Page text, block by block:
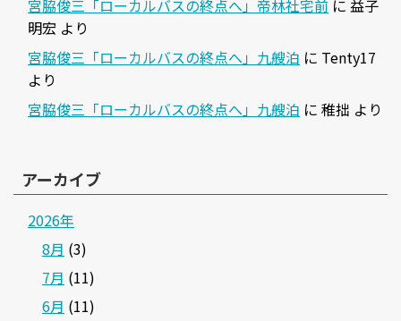
宮脇俊三「ローカルバスの終点へ」帝林社宅前 に 益子
明宏 より
宮脇俊三「ローカルバスの終点へ」九艘泊 に Tenty17
より
宮脇俊三「ローカルバスの終点へ」九艘泊 に 稚拙 より
アーカイブ
2026年
8月 (3)
7月 (11)
6月 (11)